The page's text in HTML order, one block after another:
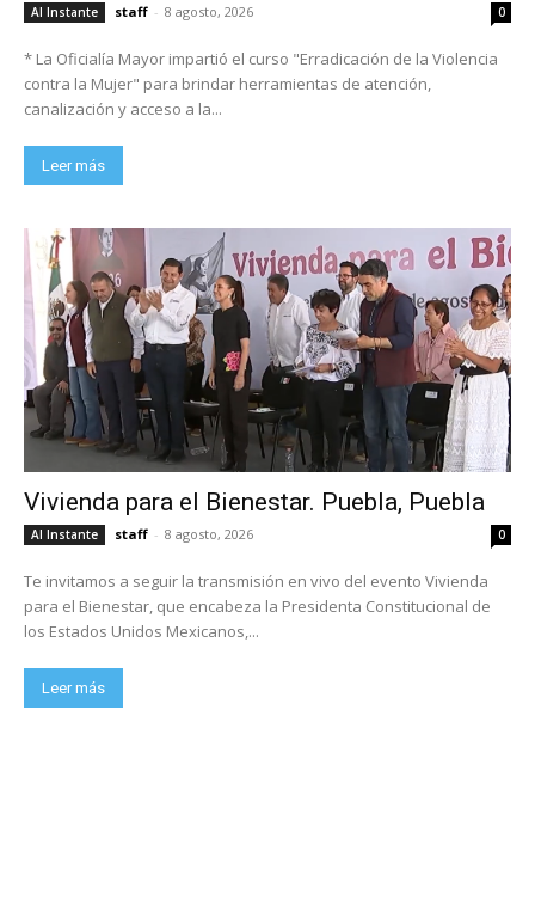
Al Instante staff - 8 agosto, 2026 0
* La Oficialía Mayor impartió el curso "Erradicación de la Violencia
contra la Mujer" para brindar herramientas de atención,
canalización y acceso a la...
Leer más
Vivienda para el Bienestar. Puebla, Puebla
Al Instante staff - 8 agosto, 2026 0
Te invitamos a seguir la transmisión en vivo del evento Vivienda
para el Bienestar, que encabeza la Presidenta Constitucional de
los Estados Unidos Mexicanos,...
Leer más